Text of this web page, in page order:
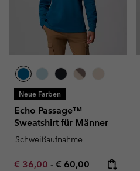
Neue Farben
Echo Passage™
Sweatshirt für Männer
Schweißaufnahme
Minimum sale price:
€ 36,00 - Maximum price:
€ 60,00